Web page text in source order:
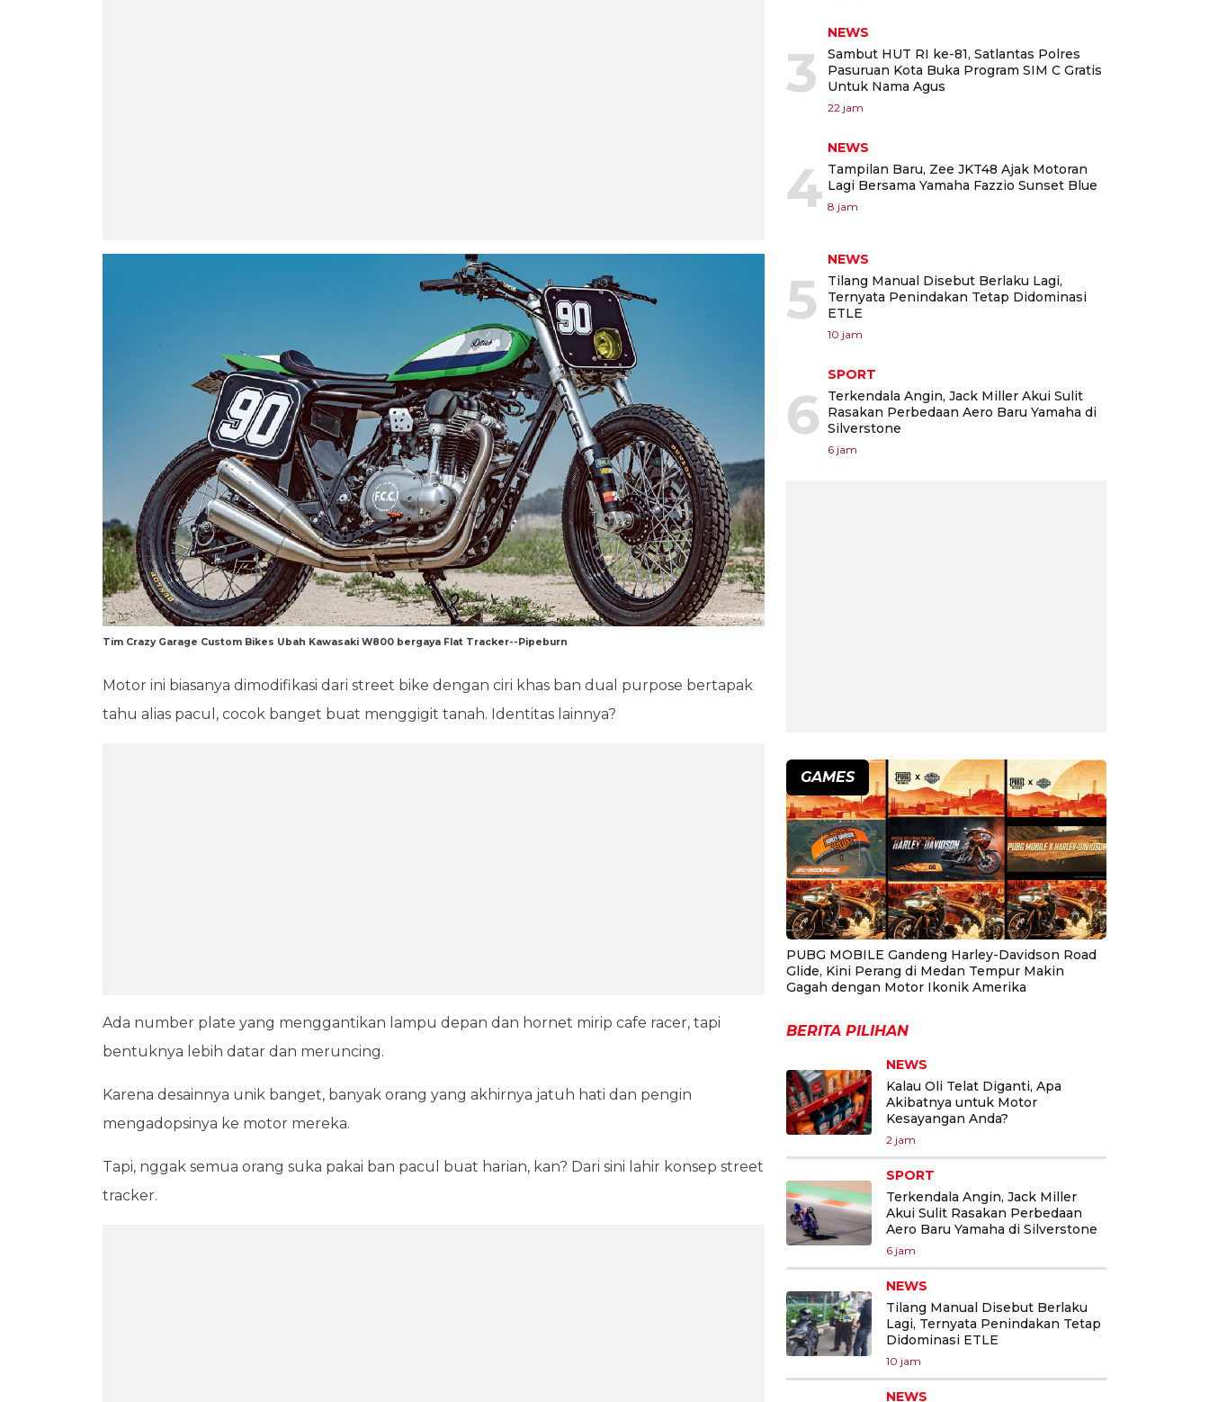
Tim Crazy Garage Custom Bikes Ubah Kawasaki W800 bergaya Flat Tracker--Pipeburn
Motor ini biasanya dimodifikasi dari street bike dengan ciri khas ban dual purpose bertapak
tahu alias pacul, cocok banget buat menggigit tanah. Identitas lainnya?
Ada number plate yang menggantikan lampu depan dan hornet mirip cafe racer, tapi
bentuknya lebih datar dan meruncing.
Karena desainnya unik banget, banyak orang yang akhirnya jatuh hati dan pengin
mengadopsinya ke motor mereka.
Tapi, nggak semua orang suka pakai ban pacul buat harian, kan? Dari sini lahir konsep street
tracker.
3
NEWS
Sambut HUT RI ke-81, Satlantas Polres
Pasuruan Kota Buka Program SIM C Gratis
Untuk Nama Agus
22 jam
4
NEWS
Tampilan Baru, Zee JKT48 Ajak Motoran
Lagi Bersama Yamaha Fazzio Sunset Blue
8 jam
5
NEWS
Tilang Manual Disebut Berlaku Lagi,
Ternyata Penindakan Tetap Didominasi
ETLE
10 jam
6
SPORT
Terkendala Angin, Jack Miller Akui Sulit
Rasakan Perbedaan Aero Baru Yamaha di
Silverstone
6 jam
GAMES
PUBG MOBILE Gandeng Harley-Davidson Road
Glide, Kini Perang di Medan Tempur Makin
Gagah dengan Motor Ikonik Amerika
BERITA PILIHAN
NEWS
Kalau Oli Telat Diganti, Apa
Akibatnya untuk Motor
Kesayangan Anda?
2 jam
SPORT
Terkendala Angin, Jack Miller
Akui Sulit Rasakan Perbedaan
Aero Baru Yamaha di Silverstone
6 jam
NEWS
Tilang Manual Disebut Berlaku
Lagi, Ternyata Penindakan Tetap
Didominasi ETLE
10 jam
NEWS